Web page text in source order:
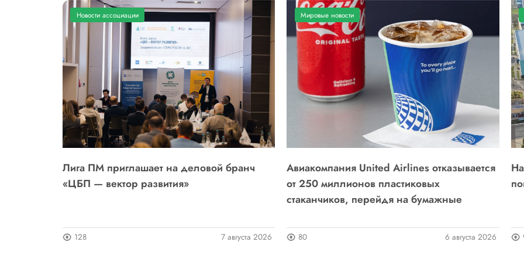
Новости ассоциации
Лига ПМ приглашает на деловой бранч
«ЦБП — вектор развития»
128 7 августа 2026
Мировые новости
Авиакомпания United Airlines отказывается
от 250 миллионов пластиковых
стаканчиков, перейдя на бумажные
80 6 августа 2026